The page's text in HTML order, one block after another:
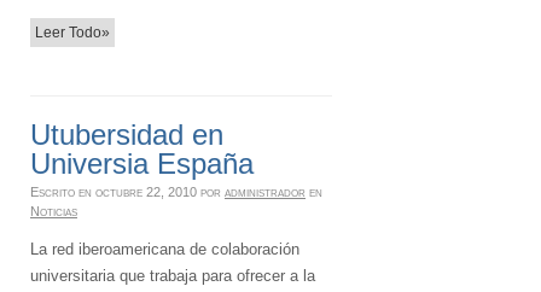
Leer Todo»
Utubersidad en
Universia España
Escrito en octubre 22, 2010 por administrador en
Noticias
La red iberoamericana de colaboración
universitaria que trabaja para ofrecer a la